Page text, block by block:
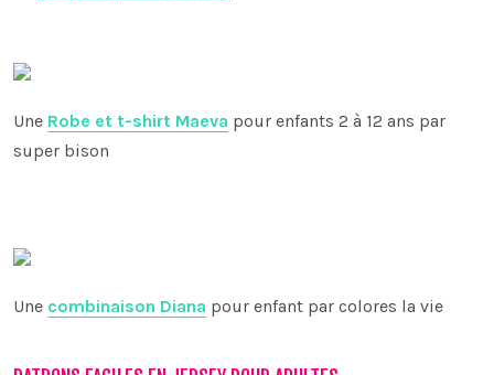
Une Robe et t-shirt Maeva pour enfants 2 à 12 ans par
super bison
Une combinaison Diana pour enfant par colores la vie